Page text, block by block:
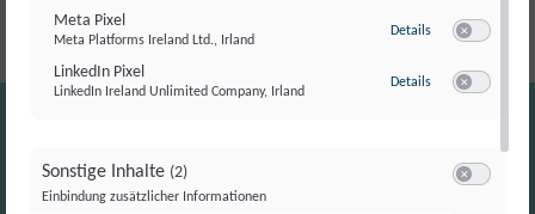
Meta Pixel
Meta Platforms Ireland Ltd., Irland
Details zu Meta Pixel
LinkedIn Pixel
LinkedIn Ireland Unlimited Company, Irland
Details zu LinkedIn Pixel
Sonstige Inhalte (2)
Einbindung zusätzlicher Informationen